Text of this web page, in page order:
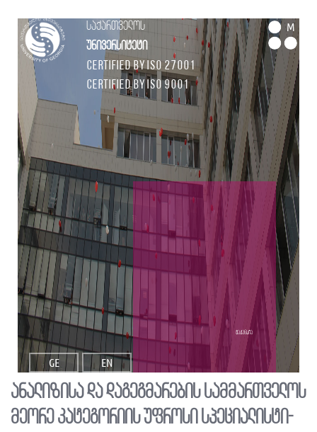
საქართველოს
უნივერსიტეტი
Certified by ISO 27001
Certified by ISO 9001
M
GE EN
ვაკანსია
ანალიზისა და დაგეგმარების სამმართველოს
მეორე კატეგორიის უფროსი სპეციალისტი-